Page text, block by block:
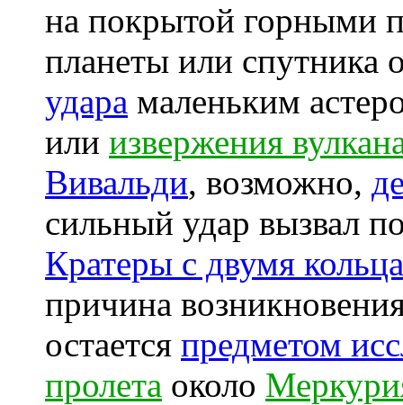
на покрытой горными
планеты или спутника
удара маленьким
или извержения
Вивальди, возможно,
сильный удар вызвал
Кратеры с двумя
причина
остается предметом
пролета около